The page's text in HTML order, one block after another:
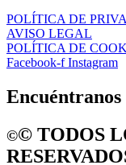
POLÍTICA DE
AVISO LEGAL
POLÍTICA DE
Facebook-f Instagram
©️©️ TODOS